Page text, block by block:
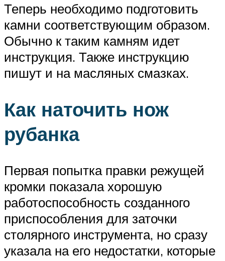
Теперь необходимо подготовить
камни соответствующим образом.
Обычно к таким камням идет
инструкция. Также инструкцию
пишут и на масляных смазках.
Как наточить нож
рубанка
Первая попытка правки режущей
кромки показала хорошую
работоспособность созданного
приспособления для заточки
столярного инструмента, но сразу
указала на его недостатки, которые